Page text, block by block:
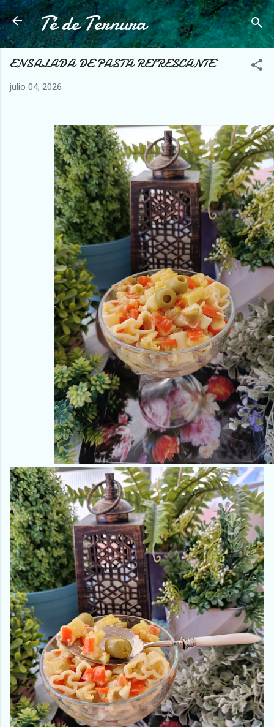
Ir al contenido principal
Té de Ternura
ENSALADA DE PASTA REFRESCANTE
julio 04, 2026